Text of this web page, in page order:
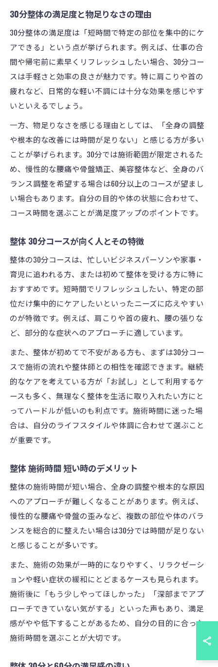
30分整体の満足度と物足りなさの理由
30分整体の満足度は「短時間で特定の部位を集中的にケ
アできる」という点が挙げられます。例えば、仕事の合
間や帰宅前に素早くリフレッシュしたい場合、30分コー
スは手軽さと効率の良さが魅力です。特に肩こりや首の
疲れなど、日常的な軽い不調には十分な効果を感じやす
いといえるでしょう。
一方、物足りなさを感じる理由としては、「全身の調整
や根本的な改善には時間が足りない」と感じる方が多い
ことが挙げられます。30分では施術範囲が限定されるた
め、慢性的な腰痛や骨盤矯正、美容整体など、全身のバ
ランス調整を希望する場合は60分以上のコースが望まし
い場合もあります。自分の目的や体の状態に合わせて、
コース時間を選ぶことが満足度アップのポイントです。
整体 30分コースが向く人とその特徴
整体の30分コースは、忙しいビジネスパーソンや家事・
育児に追われる方、または初めて整体を受ける方に特に
おすすめです。短時間でリフレッシュしたい、特定の部
位だけ集中的にケアしたいといったニーズに応えやすい
のが特徴です。例えば、肩こりや首の疲れ、腰の張りな
ど、部分的な症状へのアプローチに適しています。
また、整体が初めてで不安がある方も、まずは30分コー
スで施術の流れや整体師との相性を確認できます。継続
的なケアを考えている方が「お試し」として利用するケ
ースも多く、無理なく整体を生活に取り入れたい方にと
ってハードルが低いのも利点です。施術時間に迷った場
合は、自分のライフスタイルや体調に合わせて選ぶこと
が重要です。
整体 施術時間 短い時のデメリット
整体の施術時間が短い場合、全身の調整や根本的な原因
へのアプローチが難しくなることがあります。例えば、
慢性的な腰痛や骨盤の歪みなど、複数の部位や体のバラ
ンスを総合的に整えたい場合は30分では時間が足りない
と感じることが多いです。
また、施術の効果が一時的になりやすく、リラクゼーシ
ョンや軽い症状の緩和にとどまるケースも見られます。
施術後に「もう少しやってほしかった」「深部までアプ
ローチできていない気がする」といった声もあり、満足
感がやや低下することがあるため、自分の目的に合った
施術時間を選ぶことが大切です。